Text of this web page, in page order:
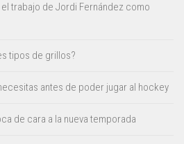
trabajo de Jordi Fernández como
tipos de grillos?
antes de poder jugar al hockey
de cara a la nueva temporada